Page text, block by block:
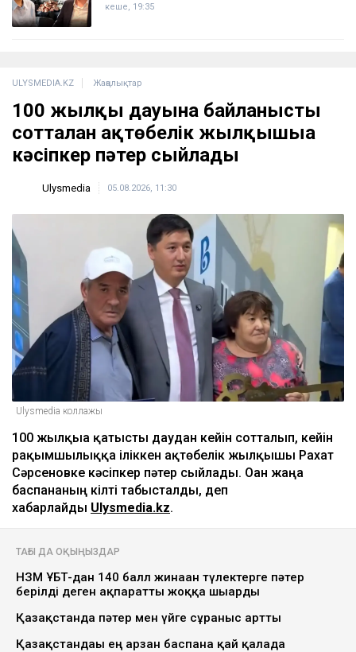
кеше, 19:35
ULYSMEDIA.KZ Жаңалықтар
100 жылқы дауына байланысты
сотталған ақтөбелік жылқышыға
кәсіпкер пәтер сыйлады
Ulysmedia 05.08.2026, 11:30
Ulysmedia коллажы
100 жылқыға қатысты даудан кейін сотталып, кейін
рақымшылыққа іліккен ақтөбелік жылқышы Рахат
Сәрсеновке кәсіпкер пәтер сыйлады. Оған жаңа
баспананың кілті табысталды, деп
хабарлайды Ulysmedia.kz.
ТАҒЫ ДА ОҚЫҢЫЗДАР
НЗМ ҰБТ-дан 140 балл жинаған түлектерге пәтер
берілді деген ақпаратты жоққа шығарды
Қазақстанда пәтер мен үйге сұраныс артты
Қазақстандағы ең арзан баспана қай қалада